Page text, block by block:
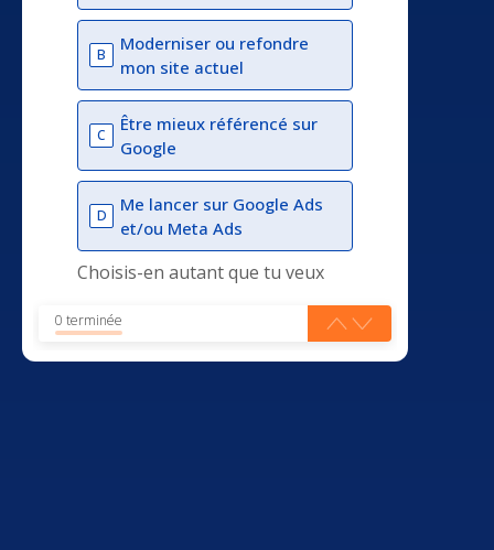
B
Moderniser ou refondre
mon site actuel
C
Être mieux référencé sur
Google
D
Me lancer sur Google Ads
et/ou Meta Ads
Choisis-en autant que tu veux
0 terminée